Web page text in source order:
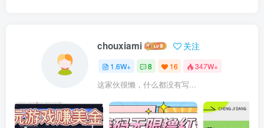
chouxiami 关注
1.6W+ 8 16 347W+
这家伙很懒，什么都没有写...